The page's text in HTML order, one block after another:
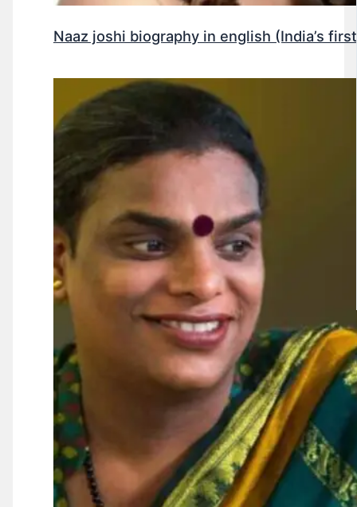
Naaz joshi biography in english (India’s